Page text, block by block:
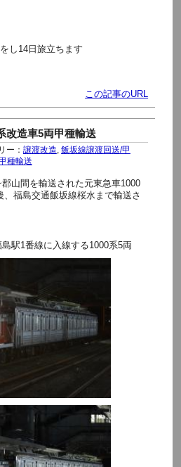
し14日旅立ちます
この記事のURL
改造車5両甲種輸送
ー： 譲渡改造 飯坂線譲渡回送/甲
種輸送
山間を輸送された元東急車1000
、福島交通飯坂線桜水まで輸送さ
駅1番線に入線する1000系5両